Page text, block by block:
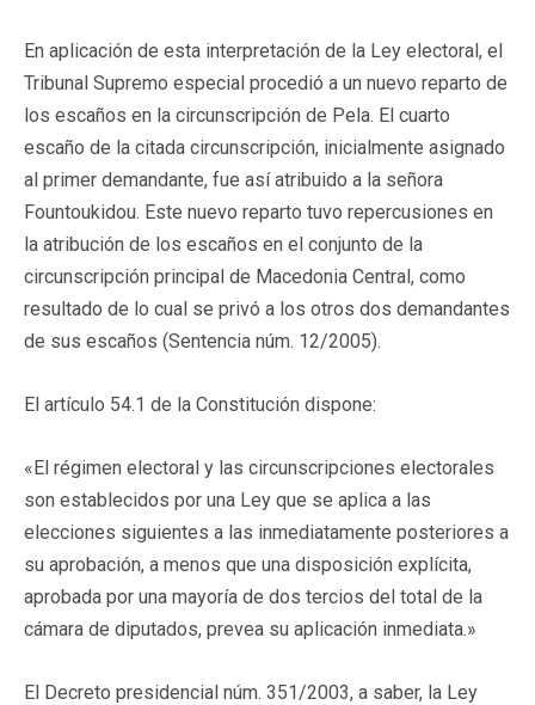
En aplicación de esta interpretación de la Ley electoral, el
Tribunal Supremo especial procedió a un nuevo reparto de
los escaños en la circunscripción de Pela. El cuarto
escaño de la citada circunscripción, inicialmente asignado
al primer demandante, fue así atribuido a la señora
Fountoukidou. Este nuevo reparto tuvo repercusiones en
la atribución de los escaños en el conjunto de la
circunscripción principal de Macedonia Central, como
resultado de lo cual se privó a los otros dos demandantes
de sus escaños (Sentencia núm. 12/2005).
El artículo 54.1 de la Constitución dispone:
«El régimen electoral y las circunscripciones electorales
son establecidos por una Ley que se aplica a las
elecciones siguientes a las inmediatamente posteriores a
su aprobación, a menos que una disposición explícita,
aprobada por una mayoría de dos tercios del total de la
cámara de diputados, prevea su aplicación inmediata.»
El Decreto presidencial núm. 351/2003, a saber, la Ley